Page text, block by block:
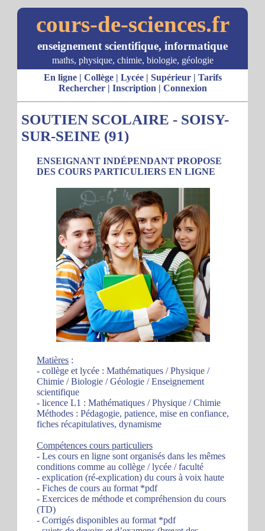
cours-de-sciences.fr
enseignement scientifique, informatique
maths, physique, chimie, biologie, géologie
En ligne| Collège| Lycée| Supérieur| Tarifs
Rechercher| Inscription | Connexion
SOUTIEN SCOLAIRE - SOISY-
SUR-SEINE (91)
ENSEIGNANT INDÉPENDANT PROPOSE
DES COURS PARTICULIERS EN LIGNE
Matières :
- collège et lycée : Mathématiques / Physique /
Chimie / Biologie / Géologie / Enseignement
scientifique
- licence L1 : Mathématiques / Physique / Chimie
Méthodes : Pédagogie, patience, mise en confiance,
fiches récapitulatives, dynamisme
Compétences cours particuliers
- Les cours en ligne sont organisés dans les mêmes
conditions comme au collège / lycée / faculté
- explication (ré-explication) du cours à voix haute
- Fiches de cours au format *pdf
- Exercices de méthode et compréhension du cours
(TD)
- Corrigés disponibles au format *pdf